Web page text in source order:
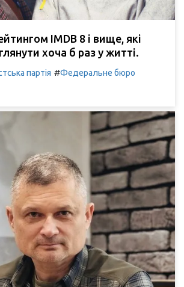
IMDB 8 і вище, які
хоча б раз у житті.
партія #Федеральне бюро